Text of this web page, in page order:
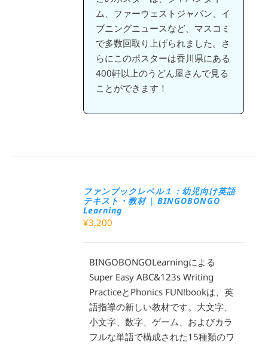
ム、ファーウェストジャパン、イ
ブニングニュースなど、マスコミ
で多数回取り上げられました。さ
らにこのポスターは香川県にある
400軒以上のうどん屋さんで見る
ことができます！
ファンブックレベル１：幼児向け英語
テキスト・教材 | BINGOBONGO
Learning
¥3,200
BINGOBONGOLearningによる
Super Easy ABC&123s Writing
PracticeとPhonics FUN!bookは、英
語指導の新しい教材です。大文字、
小文字、数字、ゲーム、およびカラ
フルな単語で構成された15種類のワ